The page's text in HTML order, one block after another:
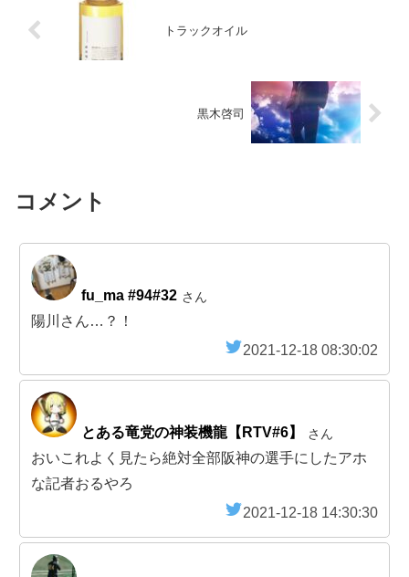
トラックオイル
黒木啓司
コメント
fu_ma #94#32 さん
陽川さん…？！
2021-12-18 08:30:02
とある竜党の神装機龍【RTV#6】 さん
おいこれよく見たら絶対全部阪神の選手にしたアホ
な記者おるやろ
2021-12-18 14:30:30